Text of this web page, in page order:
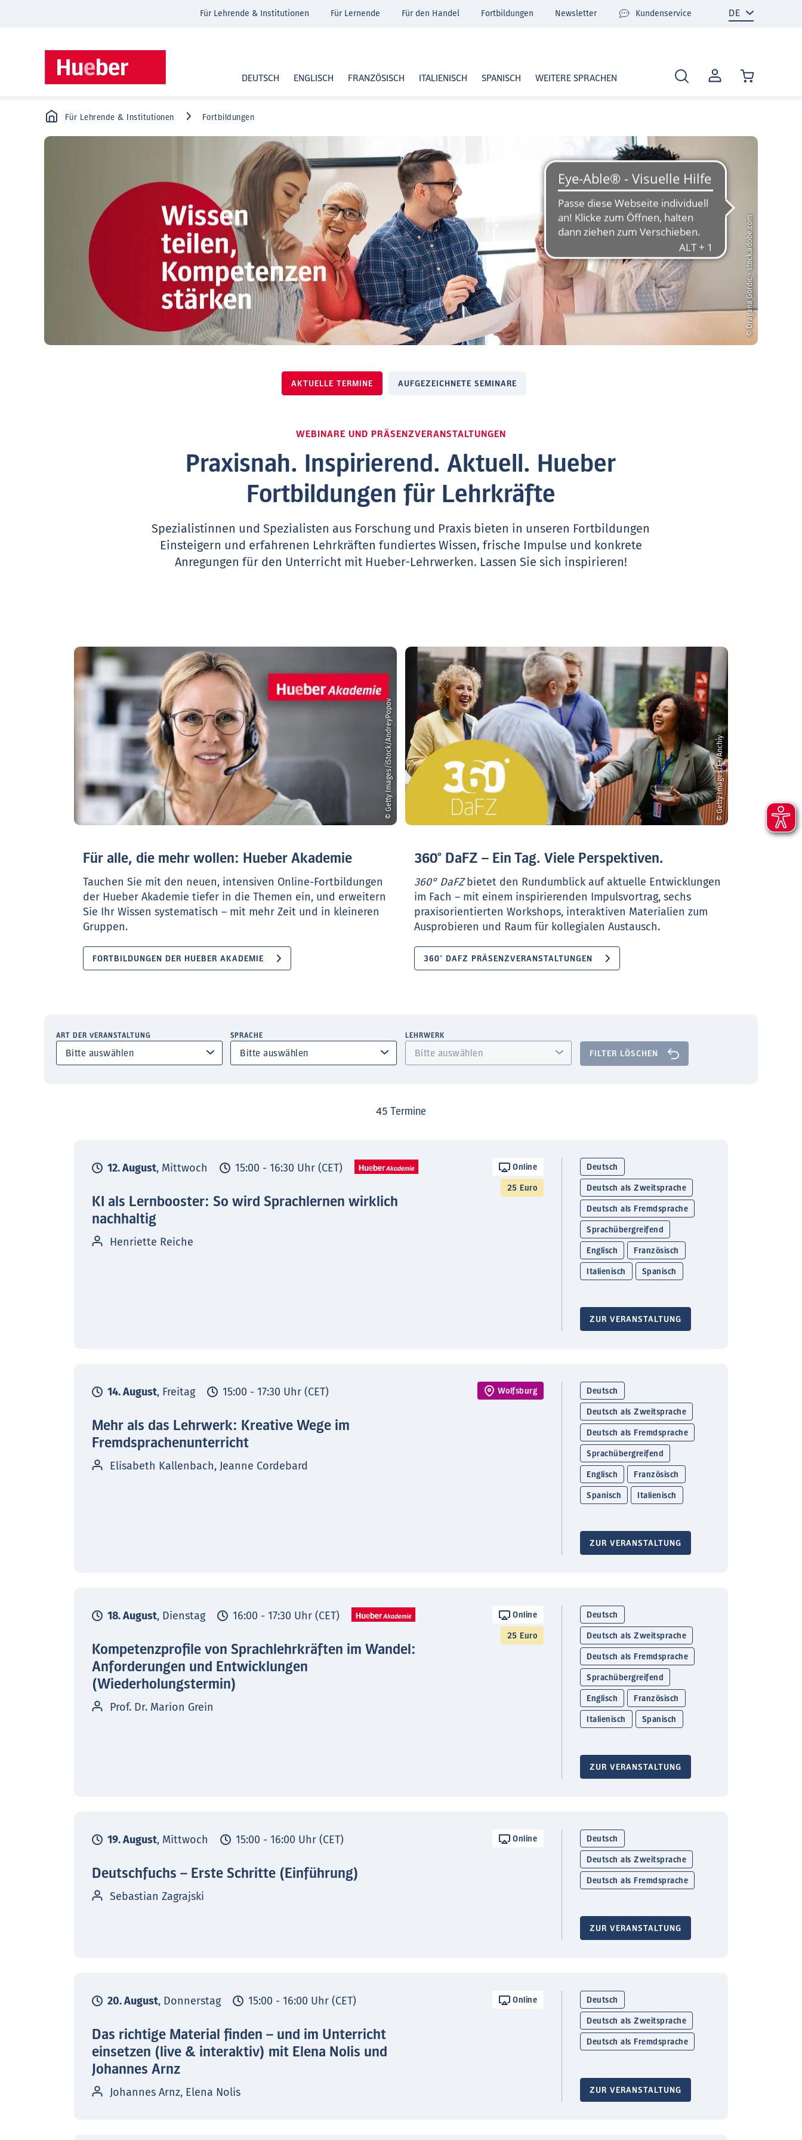
MEIN
KONTO
DEUTSCH ENGLISCH FRANZÖSISCH ITALIENISCH SPANISCH WEITERE SPRACHEN
Für Lehrende & Institutionen Für Lernende Für den Handel Fortbildungen Newsletter Kundenservice
Für Lehrende & Institutionen Fortbildungen
© Dragana Gordic - stock.adobe.com
AKTUELLE TERMINE AUFGEZEICHNETE SEMINARE
WEBINARE UND PRÄSENZVERANSTALTUNGEN
Praxisnah. Inspirierend. Aktuell. Hueber
Fortbildungen für Lehrkräfte
Spezialistinnen und Spezialisten aus Forschung und Praxis bieten in unseren Fortbildungen
Einsteigern und erfahrenen Lehrkräften fundiertes Wissen, frische Impulse und konkrete
Anregungen für den Unterricht mit Hueber-Lehrwerken. Lassen Sie sich inspirieren!
© Getty Images/iStock/AndreyPopov
Für alle, die mehr wollen: Hueber Akademie
Tauchen Sie mit den neuen, intensiven Online-Fortbildungen
der Hueber Akademie tiefer in die Themen ein, und erweitern
Sie Ihr Wissen systematisch – mit mehr Zeit und in kleineren
Gruppen.
FORTBILDUNGEN DER HUEBER AKADEMIE
© Getty Images/E+/Anchiy
360° DaFZ – Ein Tag. Viele Perspektiven.
360° DaFZbietet den Rundumblick auf aktuelle Entwicklungen
im Fach – mit einem inspirierenden Impulsvortrag, sechs
praxisorientierten Workshops, interaktiven Materialien zum
Ausprobieren und Raum für kollegialen Austausch.
360° DAFZ PRÄSENZVERANSTALTUNGEN
ART DER VERANSTALTUNG SPRACHE LEHRWERK
FILTER LÖSCHEN
45 Termine
12. August, Mittwoch 15:00 - 16:30 Uhr (CET) Online
25 Euro
KI als Lernbooster: So wird Sprachlernen wirklich
nachhaltig
Henriette Reiche
Deutsch
Deutsch als Zweitsprache
Deutsch als Fremdsprache
Sprachübergreifend
Englisch Französisch
Italienisch Spanisch
ZUR VERANSTALTUNG
14. August, Freitag 15:00 - 17:30 Uhr (CET) Wolfsburg
Mehr als das Lehrwerk: Kreative Wege im
Fremdsprachenunterricht
Elisabeth Kallenbach, Jeanne Cordebard
Deutsch
Deutsch als Zweitsprache
Deutsch als Fremdsprache
Sprachübergreifend
Englisch Französisch
Spanisch Italienisch
ZUR VERANSTALTUNG
18. August, Dienstag 16:00 - 17:30 Uhr (CET) Online
25 Euro
Kompetenzprofile von Sprachlehrkräften im Wandel:
Anforderungen und Entwicklungen
(Wiederholungstermin)
Prof. Dr. Marion Grein
Deutsch
Deutsch als Zweitsprache
Deutsch als Fremdsprache
Sprachübergreifend
Englisch Französisch
Italienisch Spanisch
ZUR VERANSTALTUNG
19. August, Mittwoch 15:00 - 16:00 Uhr (CET) Online
Deutschfuchs – Erste Schritte (Einführung)
Sebastian Zagrajski
Deutsch
Deutsch als Zweitsprache
Deutsch als Fremdsprache
ZUR VERANSTALTUNG
20. August, Donnerstag 15:00 - 16:00 Uhr (CET) Online
Das richtige Material finden – und im Unterricht
einsetzen (live & interaktiv) mit Elena Nolis und
Johannes Arnz
Johannes Arnz, Elena Nolis
Deutsch
Deutsch als Zweitsprache
Deutsch als Fremdsprache
ZUR VERANSTALTUNG